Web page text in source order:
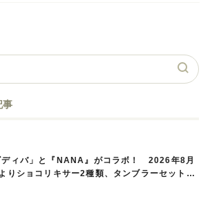
事
ディバ」と『NANA』がコラボ！ 2026年8月
りショコリキサー2種類、タンブラーセットな